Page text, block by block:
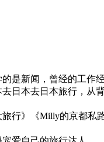
是新闻，曾经的工作
日本去日本旅行，
行》《Milly的京都